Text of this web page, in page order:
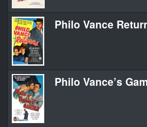
Philo Vance
Philo Vance’s